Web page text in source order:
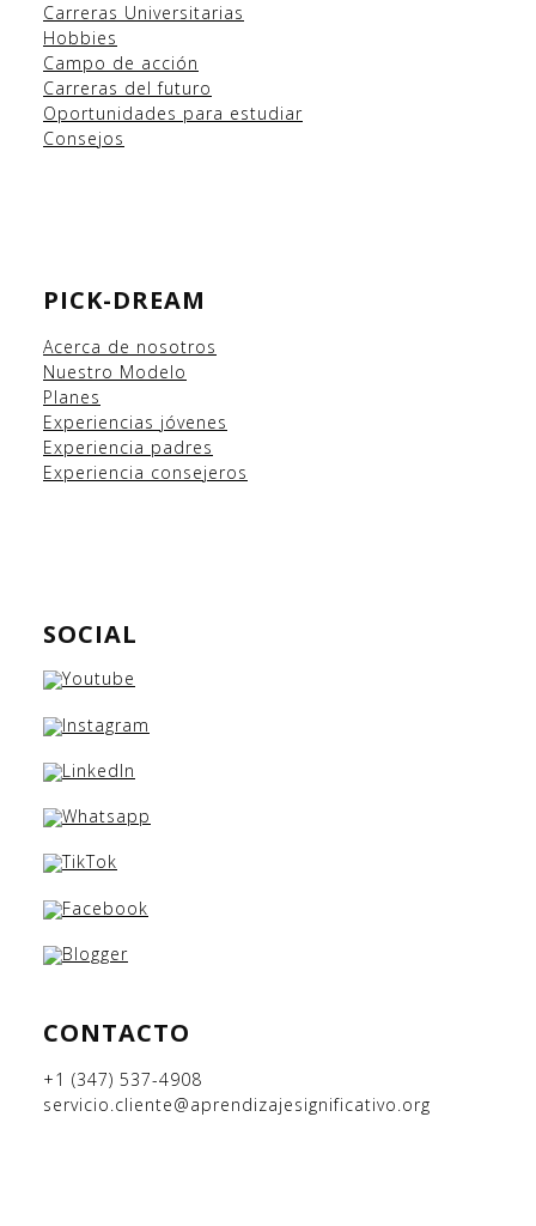
Carreras Universitarias
Hobbies
Campo de acción
Carreras del futuro
Oportunidades para estudiar
Consejos
PICK-DREAM
Acerca de nosotros
Nuestro Modelo
Planes
Experiencias jóvenes
Experiencia padres
Experiencia consejeros
SOCIAL
CONTACTO
+1 (347) 537-4908
servicio.cliente@aprendizajesignificativo.org